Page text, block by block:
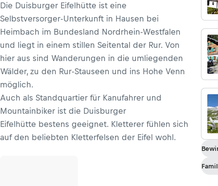
Die Duisburger Eifelhütte ist eine
Selbstversorger-Unterkunft in Hausen bei
Heimbach im Bundesland Nordrhein-Westfalen
und liegt in einem stillen Seitental der Rur. Von
hier aus sind Wanderungen in die umliegenden
Wälder, zu den Rur-Stauseen und ins Hohe Venn
möglich.
Auch als Standquartier für Kanufahrer und
Mountainbiker ist die Duisburger
Eifelhütte bestens geeignet. Kletterer fühlen sich
auf den beliebten Kletterfelsen der Eifel wohl.